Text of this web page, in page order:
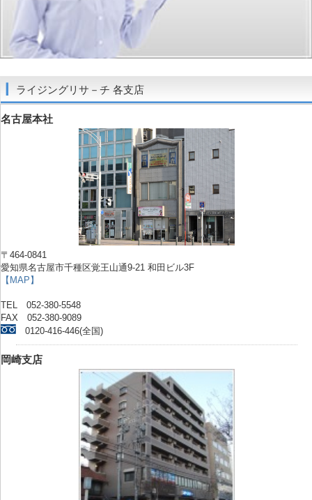
ライジングリサ－チ 各支店
名古屋本社
〒464-0841
愛知県名古屋市千種区覚王山通9-21 和田ビル3F
【MAP】
TEL 052-380-5548
FAX 052-380-9089
0120-416-446(全国)
岡崎支店